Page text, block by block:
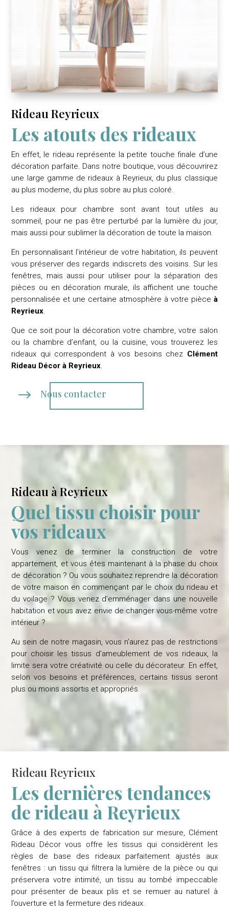
Rideau Reyrieux
Les atouts des rideaux
En effet, le rideau représente la petite touche finale d’une
décoration parfaite. Dans notre boutique, vous découvrirez
une large gamme de rideaux à Reyrieux, du plus classique
au plus moderne, du plus sobre au plus coloré.
Les rideaux pour chambre sont avant tout utiles au
sommeil, pour ne pas être perturbé par la lumière du jour,
mais aussi pour sublimer la décoration de toute la maison.
En personnalisant l’intérieur de votre habitation, ils peuvent
vous préserver des regards indiscrets des voisins. Sur les
fenêtres, mais aussi pour utiliser pour la séparation des
pièces ou en décoration murale, ils affichent une touche
personnalisée et une certaine atmosphère à votre pièce à
Reyrieux
Que ce soit pour la décoration votre chambre, votre salon
ou la chambre d’enfant, ou la cuisine, vous trouverez les
rideaux qui correspondent à vos besoins chez Clément
Rideau Décor à Reyrieux
$ Nous contacter
Rideau à Reyrieux
Quel tissu choisir pour
vos rideaux
Vous venez de terminer la construction de votre
appartement, et vous êtes maintenant à la phase du choix
de décoration ? Ou vous souhaitez reprendre la décoration
de votre maison en commençant par le choix du rideau et
du voilage ? Vous venez d’emménager dans une nouvelle
habitation et vous avez envie de changer vous-même votre
intérieur ?
Au sein de notre magasin, vous n’aurez pas de restrictions
pour choisir les tissus d’ameublement de vos rideaux, la
limite sera votre créativité ou celle du décorateur. En effet,
selon vos besoins et préférences, certains tissus seront
plus ou moins assortis et appropriés.
Rideau Reyrieux
Les dernières tendances
de rideau à Reyrieux
Grâce à des experts de fabrication sur mesure, Clément
Rideau Décor vous offre les tissus qui considèrent les
règles de base des rideaux parfaitement ajustés aux
fenêtres : un tissu qui filtrera la lumière de la pièce ou qui
préservera votre intimité, un tissu au tombé impeccable
pour présenter de beaux plis et se remuer au naturel à
l’ouverture et la fermeture des rideaux.